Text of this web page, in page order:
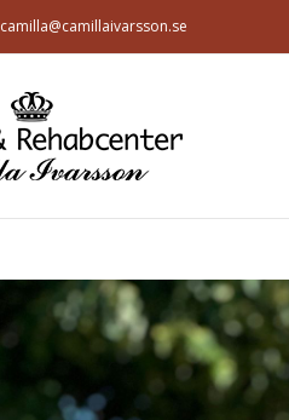
camilla@camillaivarsson.se